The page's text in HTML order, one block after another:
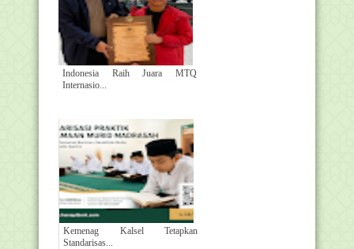
Indonesia Raih Juara MTQ
Internasio...
Kemenag Kalsel Tetapkan
Standarisas...